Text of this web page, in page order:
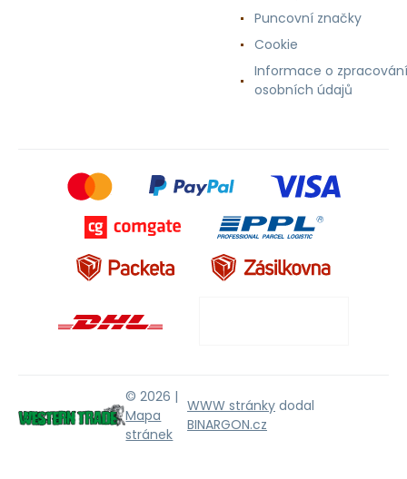
Puncovní značky
Cookie
Informace o zpracování
osobních údajů
© 2026 |
Mapa
stránek
WWW stránky dodal
BINARGON.cz